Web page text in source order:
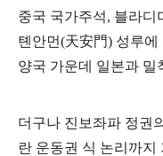
중국 국가주석, 블라디
톈안먼(天安門) 성루에
양국 가운데 일본과 밀
더구나 진보좌파 정권
란 운동권 식 논리까지